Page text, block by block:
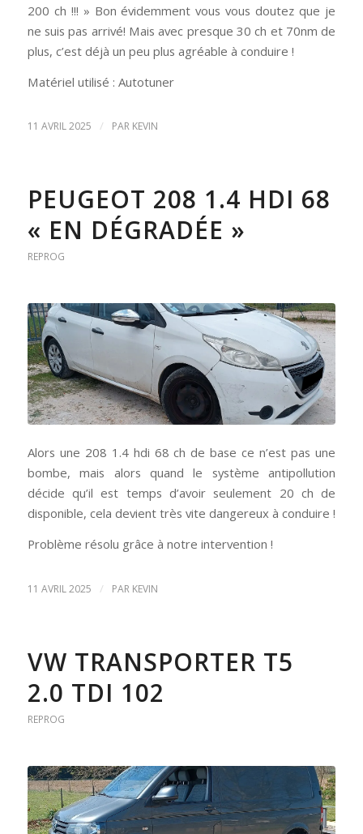
200 ch !!! » Bon évidemment vous vous doutez que je
ne suis pas arrivé! Mais avec presque 30 ch et 70nm de
plus, c’est déjà un peu plus agréable à conduire !
Matériel utilisé : Autotuner
11 AVRIL 2025 / PAR KEVIN
PEUGEOT 208 1.4 HDI 68
« EN DÉGRADÉE »
REPROG
Alors une 208 1.4 hdi 68 ch de base ce n’est pas une
bombe, mais alors quand le système antipollution
décide qu’il est temps d’avoir seulement 20 ch de
disponible, cela devient très vite dangereux à conduire !
Problème résolu grâce à notre intervention !
11 AVRIL 2025 / PAR KEVIN
VW TRANSPORTER T5
2.0 TDI 102
REPROG